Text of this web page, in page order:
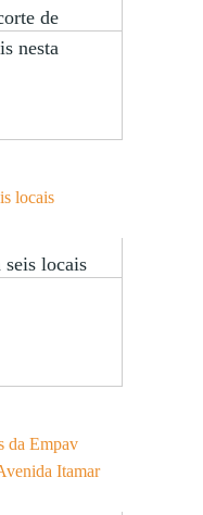
de
nesta
seis locais